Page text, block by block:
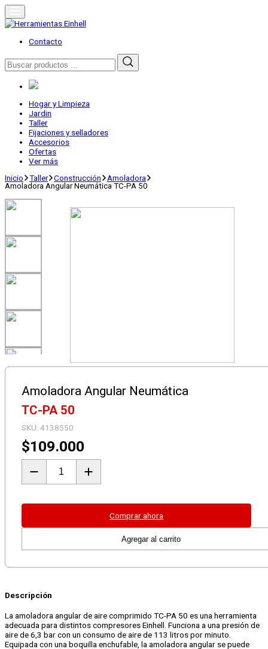
Skip
to
content
Herramientas Einhell
Distribuidor Oficial
Contacto
Buscar
por:
Hogar y Limpieza
Jardin
Taller
Fijaciones y selladores
Accesorios
Ofertas
Ver más
Inicio Taller Construcción
Amoladora
Amoladora Angular Neumática TC-PA 50
Amoladora Angular Neumática
TC-PA 50
SKU:4138550
$109.000
Angular
Neumática
Comprar ahora
Agregar al carrito
Descripción
La amoladora angular de aire comprimido TC-PA 50 es una herramienta
adecuada para distintos compresores Einhell. Funciona a una presión de
aire de 6,3 bar con un consumo de aire de 113 litros por minuto.
Equipada con una boquilla enchufable, la amoladora angular se puede